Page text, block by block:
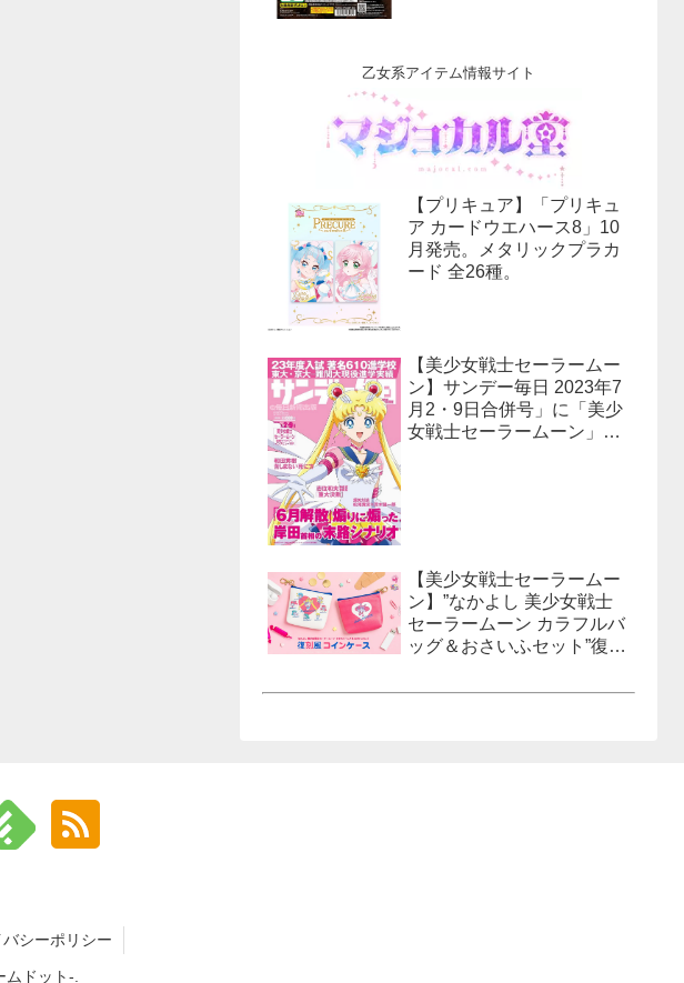
乙女系アイテム情報サイト
【プリキュア】「プリキュ
ア カードウエハース8」10
月発売。メタリックプラカ
ード 全26種。
【美少女戦士セーラームー
ン】サンデー毎日 2023年7
月2・9日合併号」に「美少
女戦士セーラームーン」30
【美少女戦士セーラームー
ン】”なかよし 美少女戦士
セーラームーン カラフルバ
ッグ＆おさいふセット”復刻
定！
バシーポリシー
ドット-.